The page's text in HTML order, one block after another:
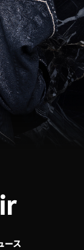
ース